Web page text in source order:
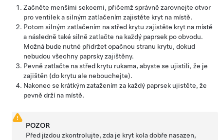
Začněte menšími sekcemi, přičemž správně zarovnejte otvor
pro ventilek a silným zatlačením zajistěte kryt na místě.
Potom silným zatlačením na střed krytu zajistěte kryt na místě
a následně také silně zatlačte na každý paprsek po obvodu.
Možná bude nutné přidržet opačnou stranu krytu, dokud
nebudou všechny paprsky zajištěny.
Pevně zatlačte na střed krytu rukama, abyste se ujistili, že je
zajištěn (do krytu ale nebouchejte).
Nakonec se krátkým zatažením za každý paprsek ujistěte, že
pevně drží na místě.
POZOR
Před jízdou zkontrolujte, zda je kryt kola dobře nasazen,